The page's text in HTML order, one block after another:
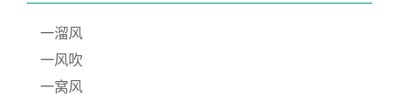
一溜风
一风吹
一窝风